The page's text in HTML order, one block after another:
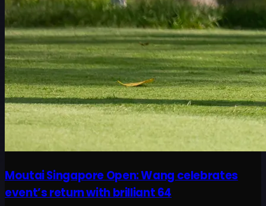
Moutai Singapore Open: Wang celebrates
event’s return with brilliant 64